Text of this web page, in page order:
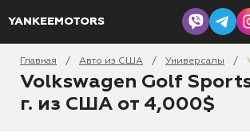
YANKEEMOTORS
Главная / Авто из США / Универсалы /
Volkswagen Golf
г. из США от 4,000$